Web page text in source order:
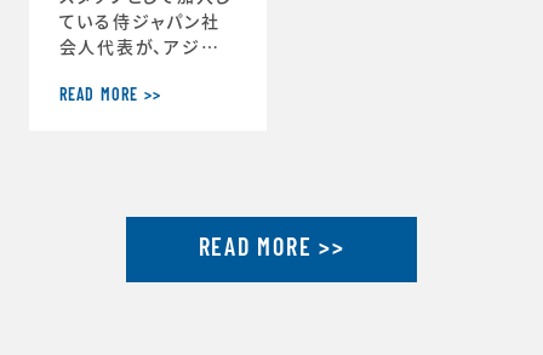
ている侍ジャパン社
会人代表が、アジア
ました。アジア選手権
l.jp/jp/news/pres
s/20250930_1.ht
READ MORE >>
READ MORE >>